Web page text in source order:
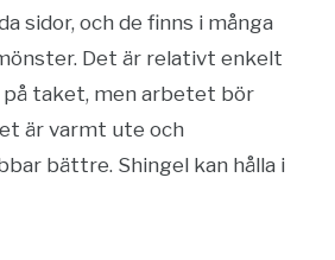
sidor, och de finns i många
Det är relativt enkelt
taket, men arbetet bör
är varmt ute och
bättre. Shingel kan hålla i